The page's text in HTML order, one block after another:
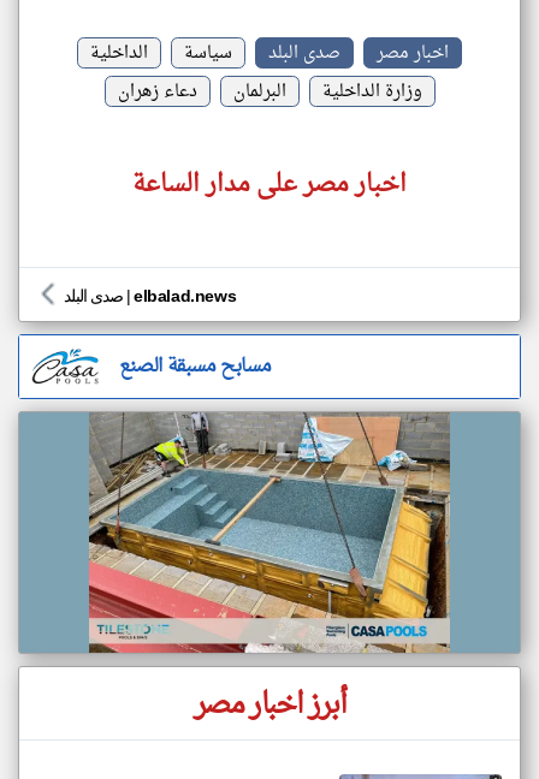
اخبار مصر صدى البلد سياسة
الداخلية
وزارة الداخلية
البرلمان دعاء زهران
اخبار مصر على مدار الساعة
صدى البلد |elbalad.news
مسابح مسبقة الصنع
أبرز اخبار مصر